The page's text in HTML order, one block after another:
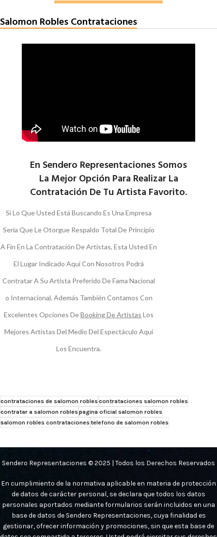
Salomon Robles Contrataciones
En Sendero Representaciones Somos
La Mejor Opción Para Realizar La
Contratación De Tu Artista Favorito.
Si Lo Que Usted Está Buscando Es Una Empresa
Seria Que Le Otorgue Respaldo Total De Principio
A Fin En La Contratación De Artistas, Esta Usted En
El Lugar Indicado Aquí Con Nosotros Podrá
Contratar A Su Artista Preferido De Fama Nacional
o Internacional, Además También Contamos Con
Excelentes Opciones DeBooking De Artistas Los
Mejores Artistas Del Medio Del Espectáculo Aquí
Los Encuentra.
contrataciones de salomon roblescontrataciones salomon robles
contratar a salomon roblespagina oficial salomon robles
salomon robles contratacionestelefono de salomon robles
Sendero Representaciones © 2025 | Todos los Derechos Reservados
En cumplimiento de la normativa aplicable en materia de protección
de datos de carácter personal, se declara que todos los datos
personales aportados mediante formularios serán incluidos en una
base de datos de Sendero Representaciones, cuya finalidad es
gestionar, ofrecer información y promociones, sin que esta base de